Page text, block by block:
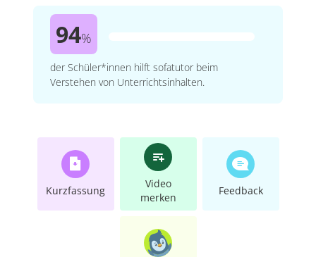
94%
der Schüler*innen hilft sofatutor beim
Verstehen von Unterrichtsinhalten.
Kurzfassung
Video
merken
Feedback